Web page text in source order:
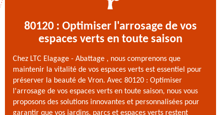
80120 : Optimiser l'arrosage de vos
espaces verts en toute saison
Chez LTC Elagage - Abattage , nous comprenons que
maintenir la vitalité de vos espaces verts est essentiel pour
préserver la beauté de Vron. Avec 80120 : Optimiser
l'arrosage de vos espaces verts en toute saison, nous vous
proposons des solutions innovantes et personnalisées pour
garantir que vos jardins, parcs et espaces verts restent